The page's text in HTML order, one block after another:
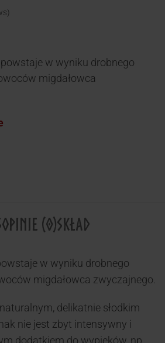
w wyniku drobnego
migdałowca
OPINIE (0)SKŁAD
w wyniku drobnego
migdałowca zwyczajnego.
delikatnie słodkim
nie jest zbyt intensywny i
dodatkiem do wypieków, np.